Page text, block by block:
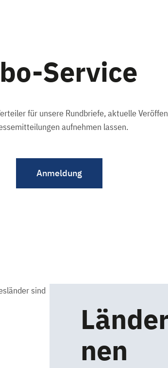
Service
für unsere Rundbriefe, aktuelle
aufnehmen lassen.
Anmeldung
nen